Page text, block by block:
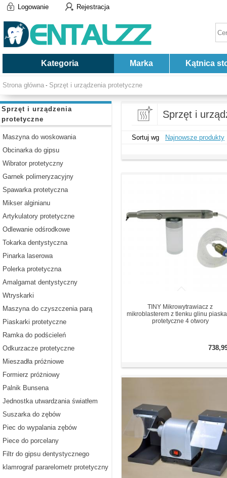
Logowanie Rejestracja
Kategoria Marka Kątnica
Strona główna - Sprzęt i urządzenia protetyczne
Sprzęt i urządzenia
protetyczne
Maszyna do woskowania
Obcinarka do gipsu
Wibrator protetyczny
Garnek polimeryzacyjny
Spawarka protetyczna
Mikser alginianu
Artykulatory protetyczne
Odlewanie odśrodkowe
Tokarka dentystyczna
Pinarka laserowa
Polerka protetyczna
Amalgamat dentystyczny
Wtryskarki
Maszyna do czyszczenia parą
Piaskarki protetyczne
Ramka do podścieleń
Odkurzacze protetyczne
Mieszadła próżniowe
Formierz próżniowy
Palnik Bunsena
Jednostka utwardzania światłem
Suszarka do zębów
Piec do wypalania zębów
Piece do porcelany
Filtr do gipsu dentystycznego
klamrograf pararelometr protetyczny
Sprzęt i
Sortuj wg Najnowsze produkty
TINY Mikrowytrawiacz z
mikroblasterem z tlenku glinu
protetyczne 4 otwory